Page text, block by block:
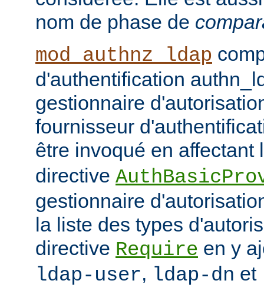
nom de phase de
mod_authnz_ldap
d'authentification
gestionnaire
fournisseur
être invoqué en
directive
gestionnaire
la liste des types
directive Require en y
ldap-user, ldap-dn et